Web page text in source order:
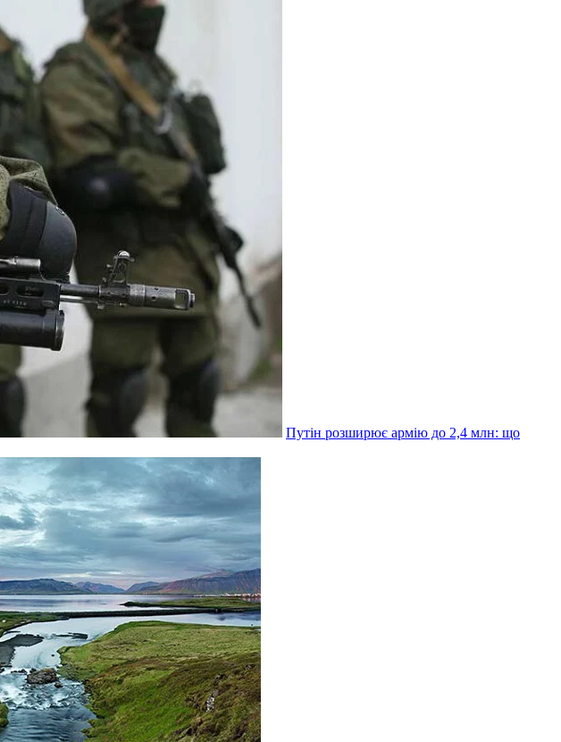
Путін розширює армію до 2,4 млн: що